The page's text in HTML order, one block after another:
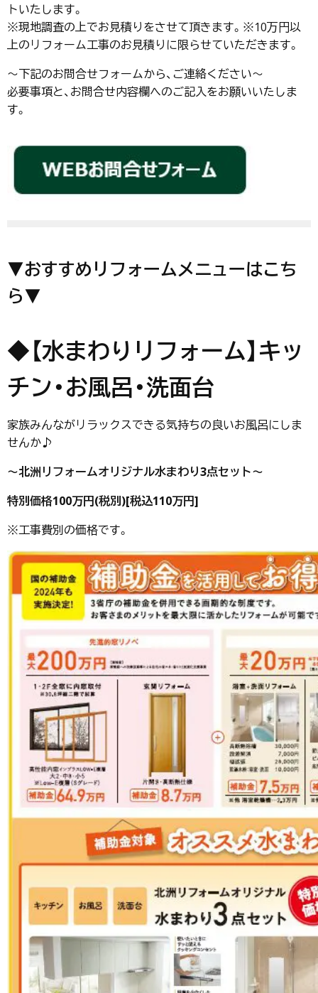
トいたします。
※現地調査の上でお見積りをさせて頂きます。※10万円以
上のリフォーム工事のお見積りに限らせていただきます。
～下記のお問合せフォームから、ご連絡ください～
必要事項と、お問合せ内容欄へのご記入をお願いいたしま
す。
▼おすすめリフォームメニューはこち
ら▼
◆【水まわりリフォーム】キッ
チン・お風呂・洗面台
家族みんながリラックスできる気持ちの良いお風呂にしま
せんか♪
～北洲リフォームオリジナル水まわり3点セット～
特別価格100万円(税別)[税込110万円]
※工事費別の価格です。